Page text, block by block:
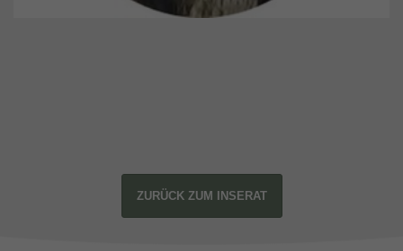
ZURÜCK ZUM INSERAT